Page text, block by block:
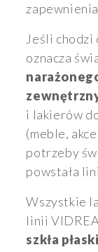
Jeśli chodzi
oznacza
i lakierów
(meble,
potrzeby
powstała
Wszystkie
linii
szkła